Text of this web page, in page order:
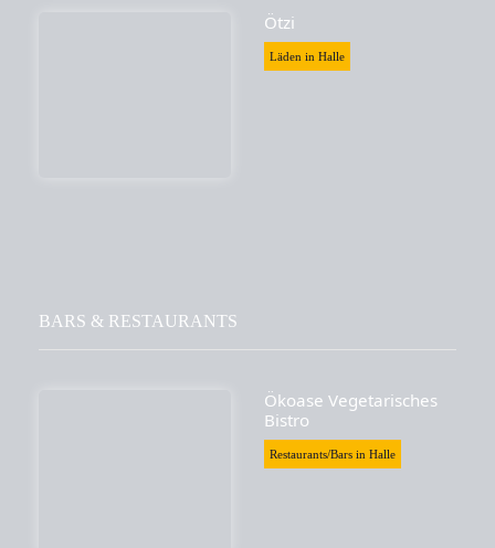
Ötzi
Läden in Halle
BARS & RESTAURANTS
Ökoase Vegetarisches
Bistro
Restaurants/Bars in Halle